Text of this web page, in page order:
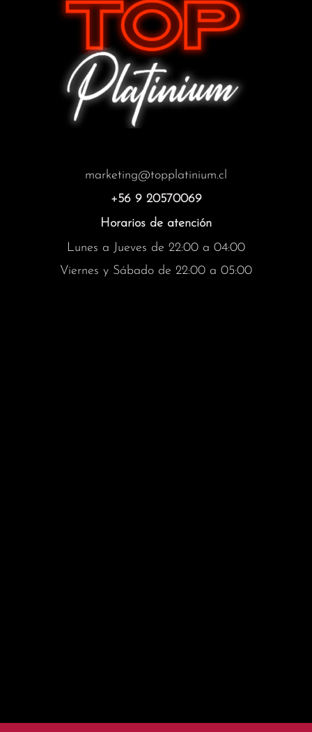
marketing@topplatinium.cl
+56 9 20570069
Horarios de atención
Lunes a Jueves de 22:00 a 04:00
Viernes y Sábado de 22:00 a 05:00